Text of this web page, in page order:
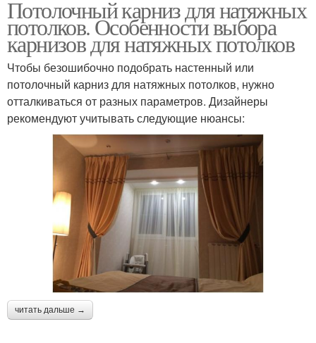
Потолочный карниз для натяжных
потолков. Особенности выбора
карнизов для натяжных потолков
Чтобы безошибочно подобрать настенный или
потолочный карниз для натяжных потолков, нужно
отталкиваться от разных параметров. Дизайнеры
рекомендуют учитывать следующие нюансы:
читать дальше →